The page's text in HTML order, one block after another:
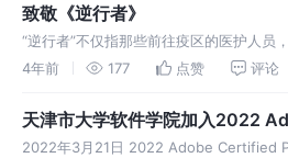
致敬《逆行者》
“逆行者”不仅指那些前往疫区的医护人员
背景下，依然默默地在岗位上坚守，团结
行”的社会服
4年前 177 点赞 评论
天津市大学软件学院加入2022
Professional世界大赛
2022年3月21日 2022 Adobe Certified